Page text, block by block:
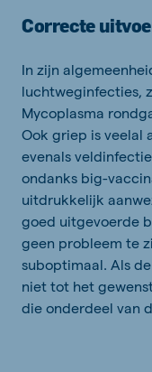
Correcte
In zijn
luchtweginfecties,
Mycoplasma
Ook griep is veelal
evenals
ondanks big-
uitdrukkelijk
goed uitgevoerde
geen probleem te
suboptimaal. Als
niet tot het
die onderdeel van